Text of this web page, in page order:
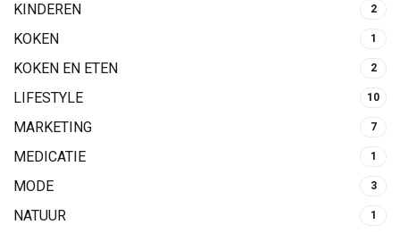
KINDEREN 2
KOKEN 1
KOKEN EN ETEN 2
LIFESTYLE 10
MARKETING 7
MEDICATIE 1
MODE 3
NATUUR 1